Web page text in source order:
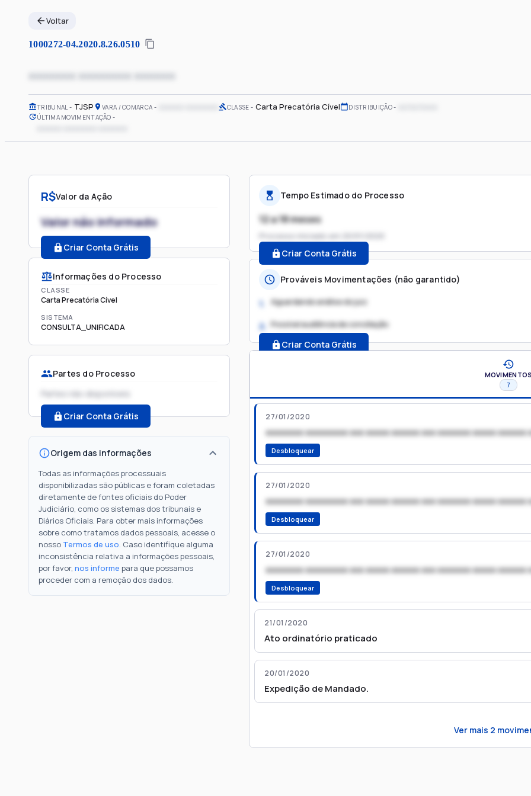
Voltar
1000272-04.2020.8.26.0510
xxxxxxxx xxxxxxxxx xxxxxxx
TRIBUNAL TJSP VARA / COMARCA CLASSE Carta Precatória Cível DISTRIBUIÇÃO
ÚLTIMA MOVIMENTAÇÃO
R$Valor da Ação
Valor não informado
Criar Conta Grátis
Informações do Processo
CLASSE
Carta Precatória Cível
SISTEMA
CONSULTA_UNIFICADA
Partes do Processo
Partes não disponíveis
Criar Conta Grátis
Origem das informações
Todas as informações processuais
disponibilizadas são públicas e foram coletadas
diretamente de fontes oficiais do Poder
Judiciário, como os sistemas dos tribunais e
Diários Oficiais. Para obter mais informações
sobre como tratamos dados pessoais, acesse o
nosso Termos de uso. Caso identifique alguma
inconsistência relativa a informações pessoais,
por favor, nos informe para que possamos
proceder com a remoção dos dados.
Tempo Estimado do Processo
12 a 18 meses
Processo iniciado em
Criar Conta Grátis
Prováveis Movimentações (não garantido)
1. Aguardando análise do juiz
2. Possível audiência de conciliação
Criar Conta Grátis
MOVIMENTOS
7
27/01/2020
xxxxxxxx xxxxxxxxx xxx xxxxx xxxxxx xxx xxxxxxx xxxxx xxxxxx
Desbloquear
27/01/2020
xxxxxxxx xxxxxxxxx xxx xxxxx xxxxxx xxx xxxxxxx xxxxx xxxxxx
Desbloquear
27/01/2020
xxxxxxxx xxxxxxxxx xxx xxxxx xxxxxx xxx xxxxxxx xxxxx xxxxxx
Desbloquear
21/01/2020
Ato ordinatório praticado
20/01/2020
Expedição de Mandado.
Ver mais 2